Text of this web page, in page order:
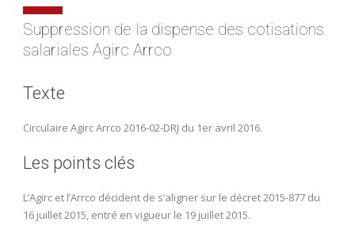
Suppression de la dispense des cotisations
salariales Agirc Arrco
Texte
Circulaire Agirc Arrco 2016-02-DRJ du 1er avril 2016.
Les points clés
L’Agirc et l’Arrco décident de s’aligner sur le décret 2015-877 du
16 juillet 2015, entré en vigueur le 19 juillet 2015.